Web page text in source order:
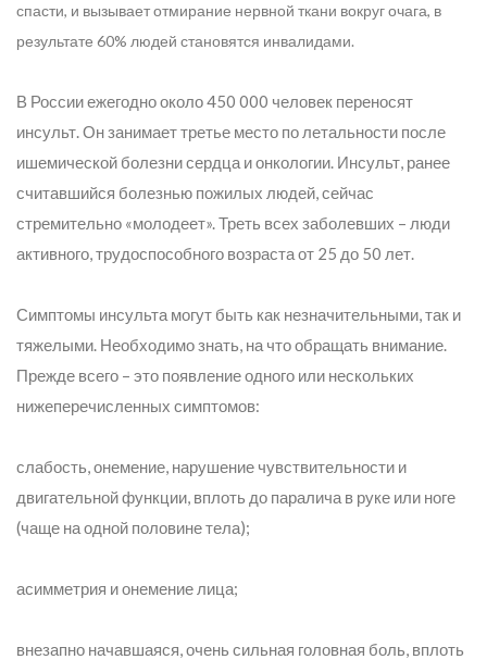
спасти, и вызывает отмирание нервной ткани вокруг очага, в
результате 60% людей становятся инвалидами.
В России ежегодно около 450 000 человек переносят
инсульт. Он занимает третье место по летальности после
ишемической болезни сердца и онкологии. Инсульт, ранее
считавшийся болезнью пожилых людей, сейчас
стремительно «молодеет». Треть всех заболевших – люди
активного, трудоспособного возраста от 25 до 50 лет.
Симптомы инсульта могут быть как незначительными, так и
тяжелыми. Необходимо знать, на что обращать внимание.
Прежде всего – это появление одного или нескольких
нижеперечисленных симптомов:
слабость, онемение, нарушение чувствительности и
двигательной функции, вплоть до паралича в руке или ноге
(чаще на одной половине тела);
асимметрия и онемение лица;
внезапно начавшаяся, очень сильная головная боль, вплоть